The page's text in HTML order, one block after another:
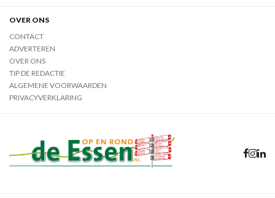
OVER ONS
CONTACT
ADVERTEREN
OVER ONS
TIP DE REDACTIE
ALGEMENE VOORWAARDEN
PRIVACYVERKLARING